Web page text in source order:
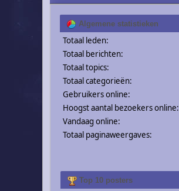
Algemene statistieken
Totaal leden:
Totaal berichten:
Totaal topics:
Totaal categorieën:
Gebruikers online:
Hoogst aantal bezoekers online:
Vandaag online:
Totaal paginaweergaves:
Top 10 posters